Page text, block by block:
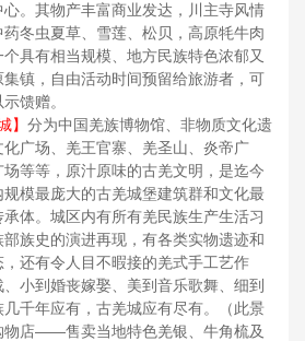
。其物产丰富商业发达，川主寺风情
冬虫夏草、雪莲、松贝，高原牦牛肉
具有相当规模、地方民族特色浓郁又
镇，自由活动时间预留给旅游者，可
馈赠。
】 分为中国羌族博物馆、非物质文化遗
广场、羌王官寨、羌圣山、炎帝广
等等，原汁原味的古羌文明，是迄今
模最庞大的古羌城堡建筑群和文化最
体。城区内有所有羌民族生产生活习
族史的演进再现，有各类实物遗迹和
还有令人目不暇接的羌式手工艺作
小到婚丧嫁娶、美到音乐歌舞、细到
千年应有，古羌城应有尽有。（此景
物店——售卖当地特色羌银、牛角梳及